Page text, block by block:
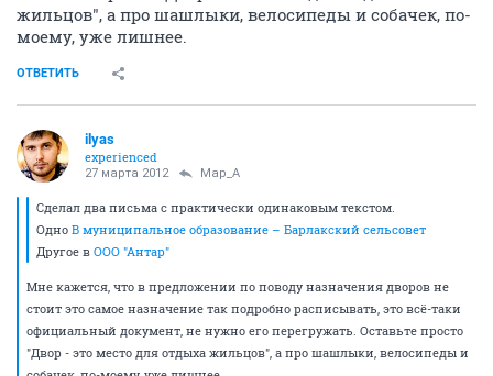
жильцов", а про шашлыки, велосипеды и собачек, по-
моему, уже лишнее.
ОТВЕТИТЬ
ilyas
experienced
27 марта 2012 Мар_А
Сделал два письма с практически одинаковым текстом.
Одно В муниципальное образование – Барлакский сельсовет
Другое в ООО "Антар"
Мне кажется, что в предложении по поводу назначения дворов не
стоит это самое назначение так подробно расписывать, это всё-таки
официальный документ, не нужно его перегружать. Оставьте просто
"Двор - это место для отдыха жильцов", а про шашлыки, велосипеды и